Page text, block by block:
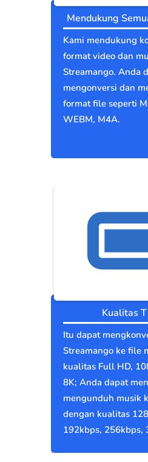
Mendukung
Kami mendukung
format video dan
Streamango. Anda
mengonversi dan
format file seperti
WEBM, M4A.
Kualitas
Itu dapat
Streamango ke file
kualitas Full HD,
8K; Anda dapat
mengunduh musik
dengan kualitas
192kbps, 256kbps,